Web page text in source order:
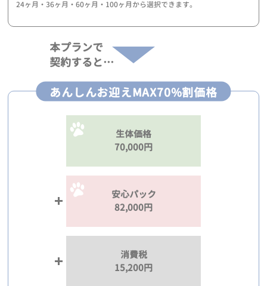
24ヶ月・36ヶ月・60ヶ月・100ヶ月から選択できます。
本プランで
契約すると…
あんしんお迎えMAX70%割価格
生体価格
70,000円
安心パック
82,000円
消費税
15,200円